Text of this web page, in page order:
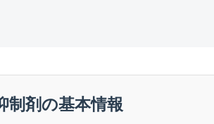
制剤の基本情報